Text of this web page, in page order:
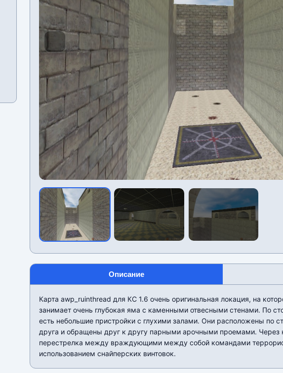
Описание
Карта awp_ruinthread для КС 1.6 очень оригинальная локация, на
занимает очень глубокая яма с каменными отвесными стенами. По
есть небольшие пристройки с глухими залами. Они расположены по
друга и обращены друг к другу парными арочными проемами. Через
перестрелка между враждующими между собой командами
использованием снайперских винтовок.